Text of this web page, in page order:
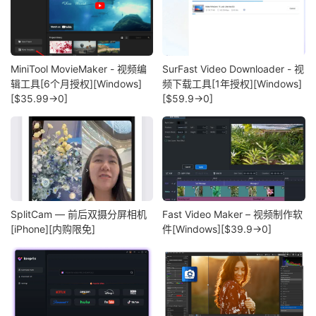
MiniTool MovieMaker - 视频编
辑工具[6个月授权][Windows]
[$35.99→0]
SurFast Video Downloader - 视
频下载工具[1年授权][Windows]
[$59.9→0]
SplitCam — 前后双摄分屏相机
[iPhone][内购限免]
Fast Video Maker – 视频制作软
件[Windows][$39.9→0]